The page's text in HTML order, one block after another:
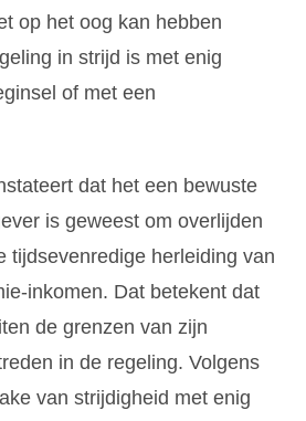
op het oog kan hebben
in strijd is met enig
of met een
dat het een bewuste
is geweest om overlijden
tijdsevenredige herleiding van
inkomen. Dat betekent dat
de grenzen van zijn
in de regeling. Volgens
van strijdigheid met enig